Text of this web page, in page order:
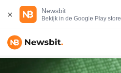
Newsbit
Bekijk in de Google Play store